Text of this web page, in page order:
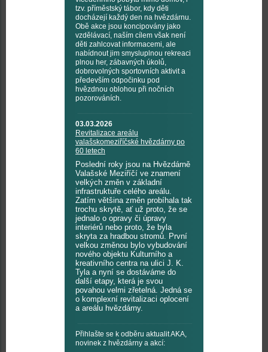
tzv. příměstský tábor, kdy děti
docházejí každý den na hvězdárnu.
Obě akce jsou koncipovány jako
vzdělávací, naším cílem však není
děti zahlcovat informacemi, ale
nabídnout jim smysluplnou rekreaci
plnou her, zábavných úkolů,
dobrovolných sportovních aktivit a
především odpočinku pod
hvězdnou oblohou při nočních
pozorováních.
03.03.2026
Revitalizace areálu
valašskomeziříčské hvězdárny po
60 letech
Poslední roky jsou na Hvězdárně
Valašské Meziříčí ve znamení
velkých změn v základní
infrastruktuře celého areálu.
Zatím většina změn probíhala tak
trochu skrytě, ať už proto, že se
jednalo o opravy či úpravy
interiérů nebo proto, že byla
skryta za hradbou stromů. První
velkou změnou bylo vybudování
nového objektu Kulturního a
kreativního centra na ulici J. K.
Tyla a nyní se dostáváme do
další etapy, která je svou
povahou velmi zřetelná. Jedná se
o komplexní revitalizaci oplocení
a areálu hvězdárny.
Přihlašte se k odběru aktualit AKA,
novinek z hvězdárny a akcí: